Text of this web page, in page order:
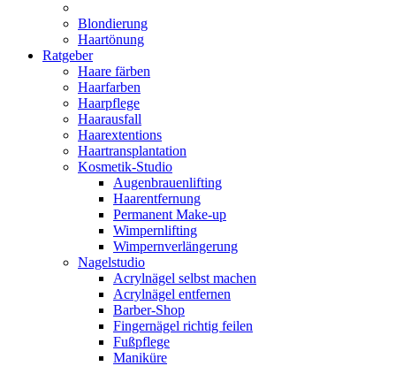
Blondierung
Haartönung
Ratgeber
Haare färben
Haarfarben
Haarpflege
Haarausfall
Haarextentions
Haartransplantation
Kosmetik-Studio
Augenbrauenlifting
Haarentfernung
Permanent Make-up
Wimpernlifting
Wimpernverlängerung
Nagelstudio
Acrylnägel selbst machen
Acrylnägel entfernen
Barber-Shop
Fingernägel richtig feilen
Fußpflege
Maniküre